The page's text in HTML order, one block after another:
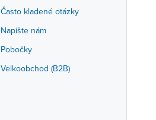
Často kladené otázky
Napište nám
Pobočky
Velkoobchod (B2B)